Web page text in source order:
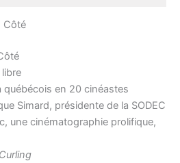
Côté
québécois en 20 cinéastes
Simard, présidente de la SODEC
une cinématographie prolifique,
Curling